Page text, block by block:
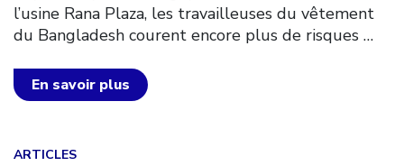
l’usine Rana Plaza, les travailleuses du vêtement
du Bangladesh courent encore plus de risques …
En savoir plus
ARTICLES
Click to open the link